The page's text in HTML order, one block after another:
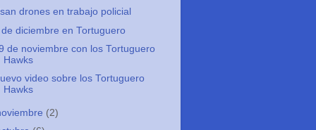
drones en trabajo policial
diciembre en Tortuguero
de noviembre con los Tortuguero
Hawks
video sobre los Tortuguero
Hawks
(2)